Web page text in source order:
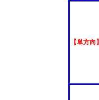
【単方向】